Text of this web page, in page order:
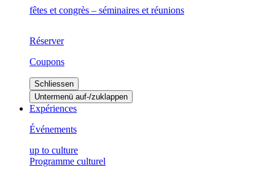
fêtes et congrès – séminaires et réunions
Réserver
Coupons
Schliessen
Untermenü auf-/zuklappen
Expériences
Événements
up to culture
Programme culturel